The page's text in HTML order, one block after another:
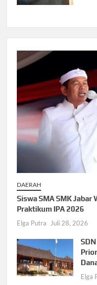
DAERAH
Siswa SMA SMK Jabar
Praktikum IPA 2026
Elga Putra Juli 28, 2026
Elga